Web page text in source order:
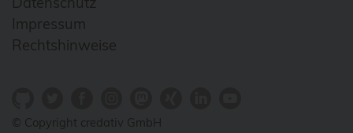
corosync
credativ
Impressum
Rechtshinweise
© Copyright credativ GmbH